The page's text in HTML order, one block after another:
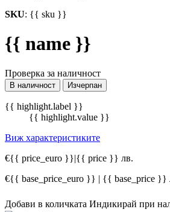
SKU: {{ sku }}
{{ name }}
Проверка за наличност
В наличност Изчерпан
{{ highlight.label }}
{{ highlight.value }}
Виж характеристиките
€{{ price_euro }}|{{ price }} лв.
€{{ base_price_euro }} | {{ base_price }}
Добави в количката Индикирай при